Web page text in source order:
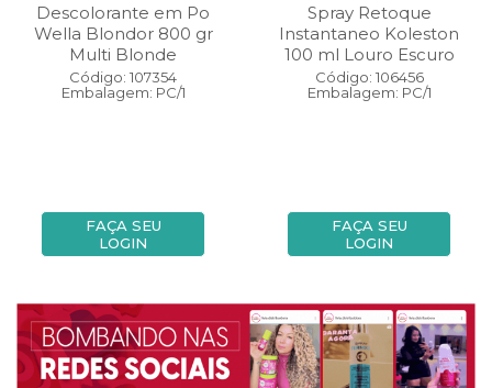
Descolorante em Po
Wella Blondor 800 gr
Multi Blonde
Código: 107354
Embalagem: PC/1
FAÇA SEU
LOGIN
Spray Retoque
Instantaneo Koleston
100 ml Louro Escuro
Código: 106456
Embalagem: PC/1
FAÇA SEU
LOGIN